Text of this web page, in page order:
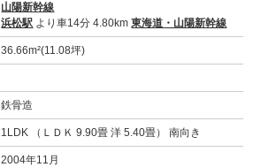
山陽新幹線
浜松駅 より車14分 4.80km東海道・山陽新幹線
36.66m²(11.08坪)
鉄骨造
1LDK （ＬＤＫ 9.90畳 洋 5.40畳） 南向き
2004年11月